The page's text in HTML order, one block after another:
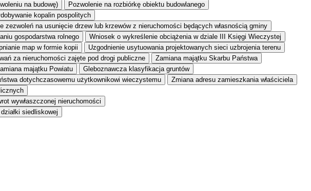
na budowę)
Pozwolenie na rozbiórkę obiektu budowlanego
kopalin pospolitych
zezwoleń na usunięcie drzew lub krzewów z nieruchomości będących własnością gminy
gospodarstwa rolnego
Wniosek o wykreślenie obciążenia w dziale III Księgi Wieczystej
map w formie kopii
Uzgodnienie usytuowania projektowanych sieci uzbrojenia terenu
za nieruchomości zajęte pod drogi publiczne
Zamiana majątku Skarbu Państwa
majątku Powiatu
Gleboznawcza klasyfikacja gruntów
dotychczasowemu użytkownikowi wieczystemu
Zmiana adresu zamieszkania właściciela
wywłaszczonej nieruchomości
siedliskowej